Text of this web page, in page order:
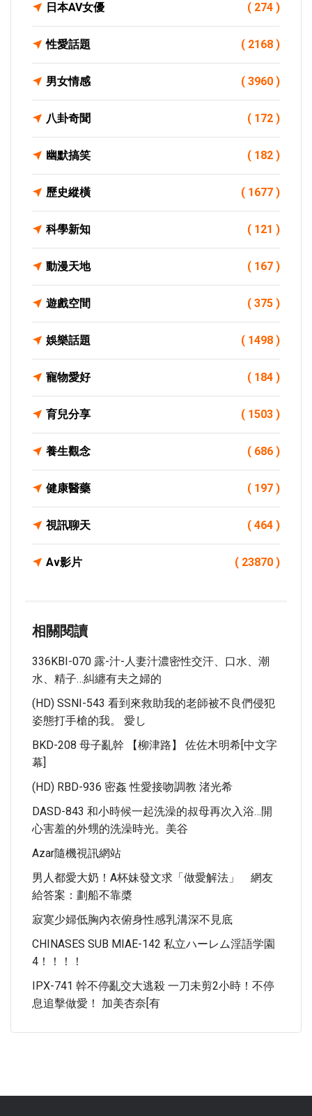
日本AV女優 ( 274 )
性愛話題 ( 2168 )
男女情感 ( 3960 )
八卦奇聞 ( 172 )
幽默搞笑 ( 182 )
歷史縱橫 ( 1677 )
科學新知 ( 121 )
動漫天地 ( 167 )
遊戲空間 ( 375 )
娛樂話題 ( 1498 )
寵物愛好 ( 184 )
育兒分享 ( 1503 )
養生觀念 ( 686 )
健康醫藥 ( 197 )
視訊聊天 ( 464 )
Av影片 ( 23870 )
相關閱讀
336KBI-070 露-汁-人妻汁濃密性交汗、口水、潮
水、精子…糾纏有夫之婦的
(HD) SSNI-543 看到來救助我的老師被不良們侵犯
姿態打手槍的我。 愛し
BKD-208 母子亂幹 【柳津路】 佐佐木明希[中文字
幕]
(HD) RBD-936 密姦 性愛接吻調教 渚光希
DASD-843 和小時候一起洗澡的叔母再次入浴…開
心害羞的外甥的洗澡時光。美谷
Azar隨機視訊網站
男人都愛大奶！A杯妹發文求「做愛解法」 網友
給答案：劃船不靠槳
寂寞少婦低胸內衣俯身性感乳溝深不見底
CHINASES SUB MIAE-142 私立ハーレム淫語学園
4！！！！
IPX-741 幹不停亂交大逃殺 一刀未剪2小時！不停
息追擊做愛！ 加美杏奈[有